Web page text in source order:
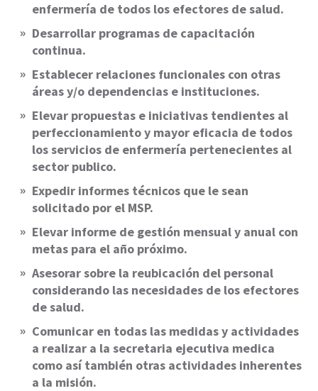
enfermería de todos los efectores de salud.
Desarrollar programas de capacitación
continua.
Establecer relaciones funcionales con otras
áreas y/o dependencias e instituciones.
Elevar propuestas e iniciativas tendientes al
perfeccionamiento y mayor eficacia de todos
los servicios de enfermería pertenecientes al
sector publico.
Expedir informes técnicos que le sean
solicitado por el MSP.
Elevar informe de gestión mensual y anual con
metas para el año próximo.
Asesorar sobre la reubicación del personal
considerando las necesidades de los efectores
de salud.
Comunicar en todas las medidas y actividades
a realizar a la secretaria ejecutiva medica
como así también otras actividades inherentes
a la misión.